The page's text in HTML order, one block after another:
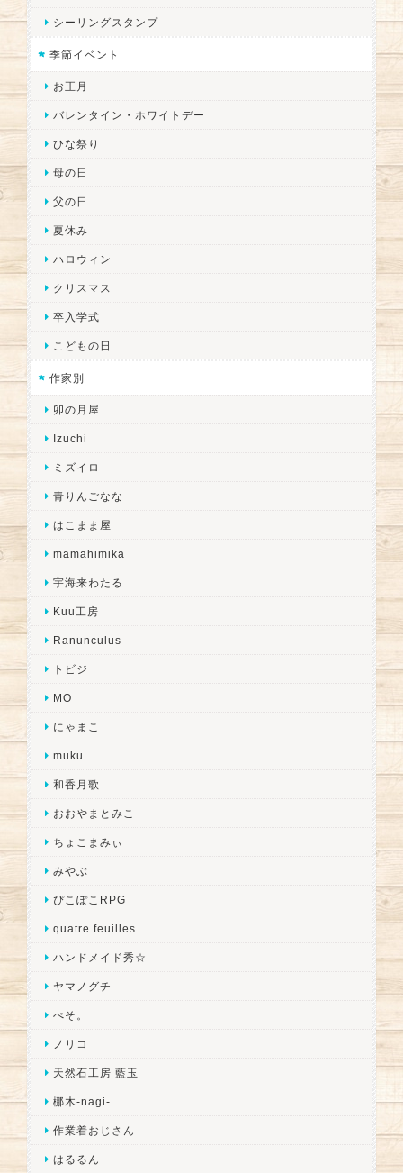
シーリングスタンプ
季節イベント
お正月
バレンタイン・ホワイトデー
ひな祭り
母の日
父の日
夏休み
ハロウィン
クリスマス
卒入学式
こどもの日
作家別
卯の月屋
Izuchi
ミズイロ
青りんごなな
はこまま屋
mamahimika
宇海来わたる
Kuu工房
Ranunculus
トビジ
MO
にゃまこ
muku
和香月歌
おおやまとみこ
ちょこまみぃ
みやぶ
ぴこぽこRPG
quatre feuilles
ハンドメイド秀☆
ヤマノグチ
ぺそ。
ノリコ
天然石工房 藍玉
梛木-nagi-
作業着おじさん
はるるん